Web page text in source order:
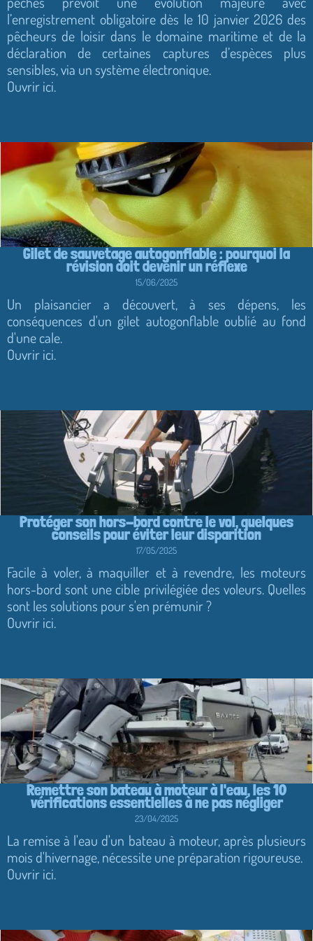
l’enregistrement obligatoire dès le 10 janvier 2026 des
pêcheurs de loisir dans le domaine maritime et de la
déclaration de certaines captures d’espèces plus
sensibles, via un système électronique.
Ouvrir ici.
Gilet de sauvetage autogonflable : pourquoi la
révision doit devenir un réflexe
15/06/2025
Un plaisancier a découvert, à ses dépens, les
conséquences d'un gilet autogonflable oublié au fond
d'une cale.
Ouvrir ici.
Protéger son hors-bord contre le vol, quelques
conseils pour éviter leur disparition
17/05/2025
Facile à voler, à maquiller et à revendre, les moteurs
hors-bord sont une cible privilégiée des voleurs. Quelles
sont les solutions pour s'en prémunir ?
Ouvrir ici.
Remettre son bateau à moteur à l'eau, les 10
vérifications essentielles à ne pas négliger
23/04/2025
La remise à l'eau d'un bateau à moteur, après plusieurs
mois d'hivernage, nécessite une préparation rigoureuse.
Ouvrir ici.